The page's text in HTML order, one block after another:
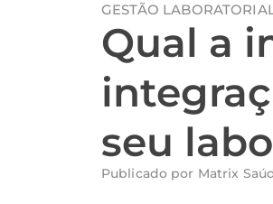
GESTÃO
Qual a
seu
Publicado por Matrix